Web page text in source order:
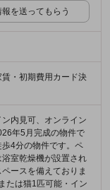
を送ってもらう
・初期費用カード決
内見可、オンライン
年5月完成の物件で
4分の物件です。ペ
室乾燥機が設置され
ースを備えておりま
たは猫1匹可能・イン